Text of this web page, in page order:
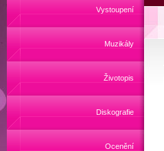
Vystoupení
Muzikály
Životopis
Diskografie
Ocenění